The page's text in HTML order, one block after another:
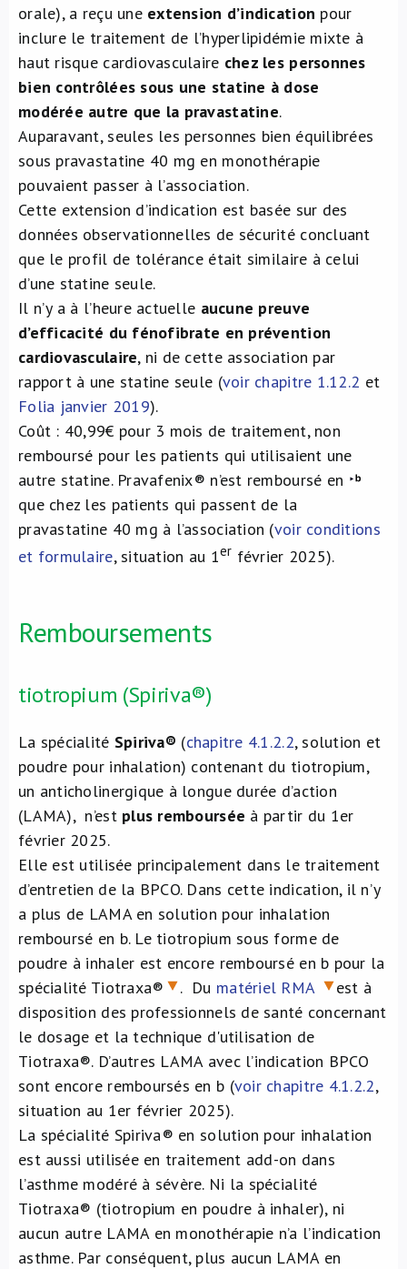
orale), a reçu une extension d’indication pour
inclure le traitement de l’hyperlipidémie mixte à
haut risque cardiovasculaire chez les personnes
bien contrôlées sous une statine à dose
modérée autre que la pravastatine.
Auparavant, seules les personnes bien équilibrées
sous pravastatine 40 mg en monothérapie
pouvaient passer à l’association.
Cette extension d’indication est basée sur des
données observationnelles de sécurité concluant
que le profil de tolérance était similaire à celui
d’une statine seule.
Il n’y a à l’heure actuelle aucune preuve
d’efficacité du fénofibrate en prévention
cardiovasculaire, ni de cette association par
rapport à une statine seule (voir chapitre 1.12.2 et
Folia janvier 2019).
Coût : 40,99€ pour 3 mois de traitement, non
remboursé pour les patients qui utilisaient une
autre statine. Pravafenix® n’est remboursé en
que chez les patients qui passent de la
pravastatine 40 mg à l’association (voir conditions
et formulaire, situation au 1er février 2025).
Remboursements
tiotropium (Spiriva®)
La spécialité Spiriva® (chapitre 4.1.2.2, solution et
poudre pour inhalation) contenant du tiotropium,
un anticholinergique à longue durée d’action
(LAMA), n’est plus remboursée à partir du 1er
février 2025.
Elle est utilisée principalement dans le traitement
d’entretien de la BPCO. Dans cette indication, il n’y
a plus de LAMA en solution pour inhalation
remboursé en b. Le tiotropium sous forme de
poudre à inhaler est encore remboursé en b pour la
spécialité Tiotraxa®
. Du matériel RMA
est à
disposition des professionnels de santé concernant
le dosage et la technique d'utilisation de
Tiotraxa®. D’autres LAMA avec l’indication BPCO
sont encore remboursés en b (voir chapitre 4.1.2.2,
situation au 1er février 2025).
La spécialité Spiriva® en solution pour inhalation
est aussi utilisée en traitement add-on dans
l’asthme modéré à sévère. Ni la spécialité
Tiotraxa® (tiotropium en poudre à inhaler), ni
aucun autre LAMA en monothérapie n’a l’indication
asthme. Par conséquent, plus aucun LAMA en